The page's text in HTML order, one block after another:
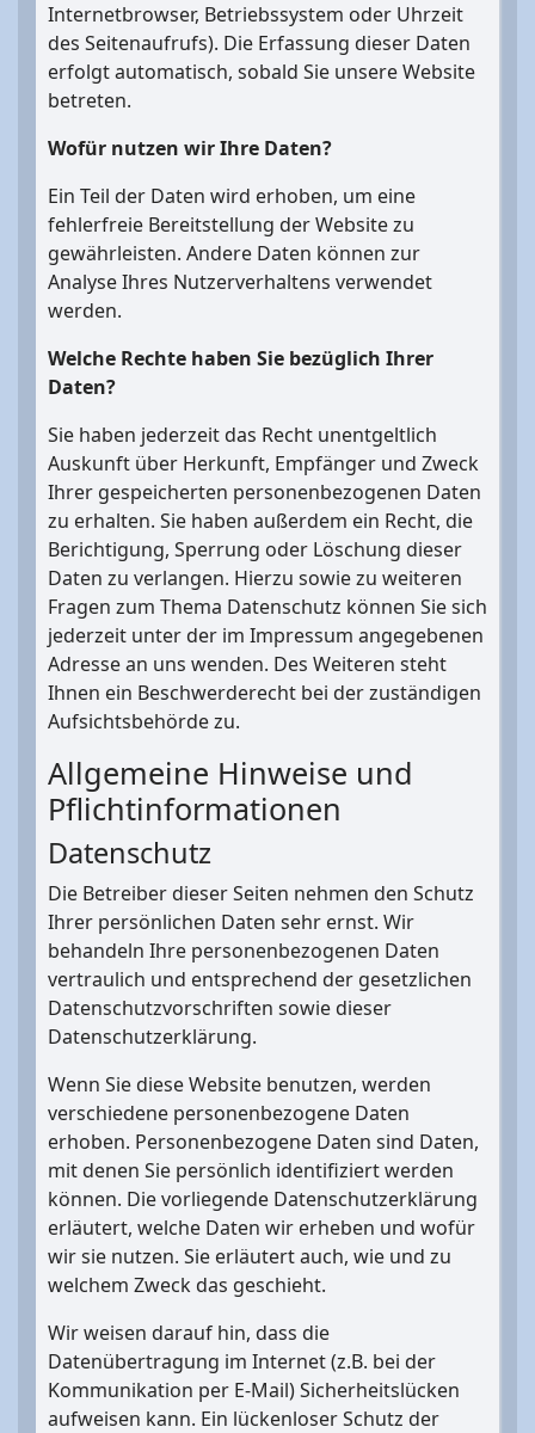
Internetbrowser, Betriebssystem oder Uhrzeit
des Seitenaufrufs). Die Erfassung dieser Daten
erfolgt automatisch, sobald Sie unsere Website
betreten.
Wofür nutzen wir Ihre Daten?
Ein Teil der Daten wird erhoben, um eine
fehlerfreie Bereitstellung der Website zu
gewährleisten. Andere Daten können zur
Analyse Ihres Nutzerverhaltens verwendet
werden.
Welche Rechte haben Sie bezüglich Ihrer
Daten?
Sie haben jederzeit das Recht unentgeltlich
Auskunft über Herkunft, Empfänger und Zweck
Ihrer gespeicherten personenbezogenen Daten
zu erhalten. Sie haben außerdem ein Recht, die
Berichtigung, Sperrung oder Löschung dieser
Daten zu verlangen. Hierzu sowie zu weiteren
Fragen zum Thema Datenschutz können Sie sich
jederzeit unter der im Impressum angegebenen
Adresse an uns wenden. Des Weiteren steht
Ihnen ein Beschwerderecht bei der zuständigen
Aufsichtsbehörde zu.
Allgemeine Hinweise und
Pflichtinformationen
Datenschutz
Die Betreiber dieser Seiten nehmen den Schutz
Ihrer persönlichen Daten sehr ernst. Wir
behandeln Ihre personenbezogenen Daten
vertraulich und entsprechend der gesetzlichen
Datenschutzvorschriften sowie dieser
Datenschutzerklärung.
Wenn Sie diese Website benutzen, werden
verschiedene personenbezogene Daten
erhoben. Personenbezogene Daten sind Daten,
mit denen Sie persönlich identifiziert werden
können. Die vorliegende Datenschutzerklärung
erläutert, welche Daten wir erheben und wofür
wir sie nutzen. Sie erläutert auch, wie und zu
welchem Zweck das geschieht.
Wir weisen darauf hin, dass die
Datenübertragung im Internet (z.B. bei der
Kommunikation per E-Mail) Sicherheitslücken
aufweisen kann. Ein lückenloser Schutz der